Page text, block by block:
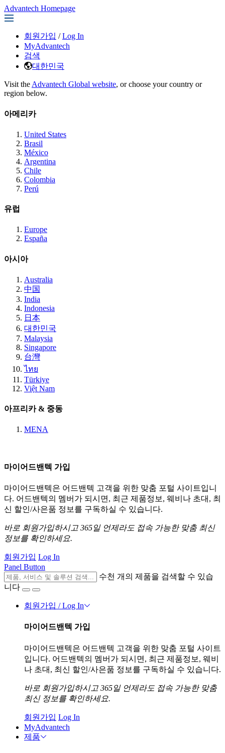
Advantech Homepage
회원가입 / Log In
MyAdvantech
검색
대한민국
Visit the Advantech Global website, or choose your country or
region below.
아메리카
United States
Brasil
México
Argentina
Chile
Colombia
Perú
유럽
Europe
España
아시아
Australia
中国
India
Indonesia
日本
대한민국
Malaysia
Singapore
台灣
ไทย
Türkiye
Việt Nam
아프리카 & 중동
MENA
마이어드밴텍 가입
마이어드밴텍은 어드밴텍 고객을 위한 맞춤 포털 사이트입니
다. 어드밴텍의 멤버가 되시면, 최근 제품정보, 웨비나 초대, 최
신 할인/사은품 정보를 구독하실 수 있습니다.
바로 회원가입하시고 365일 언제라도 접속 가능한 맞춤 최신
정보를 확인하세요.
회원가입 Log In
Panel Button
수천 개의 제품을 검색할 수 있습
니다
회원가입 / Log In
마이어드밴텍 가입
마이어드밴텍은 어드밴텍 고객을 위한 맞춤 포털 사이트
입니다. 어드밴텍의 멤버가 되시면, 최근 제품정보, 웨비
나 초대, 최신 할인/사은품 정보를 구독하실 수 있습니다.
바로 회원가입하시고 365일 언제라도 접속 가능한 맞춤
최신 정보를 확인하세요.
회원가입 Log In
MyAdvantech
제품